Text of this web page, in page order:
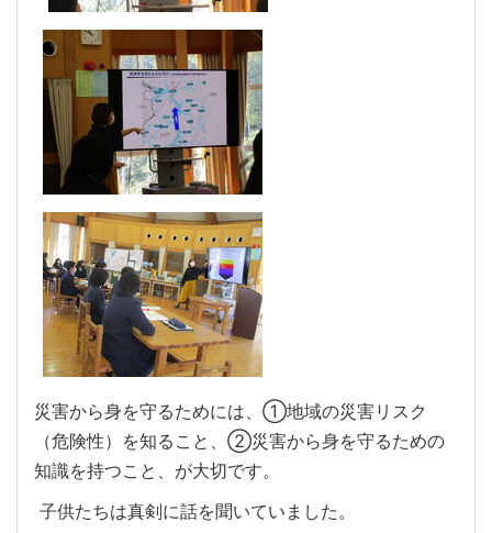
災害から身を守るためには、①地域の災害リスク
（危険性）を知ること、②災害から身を守るための
知識を持つこと、が大切です。
子供たちは真剣に話を聞いていました。